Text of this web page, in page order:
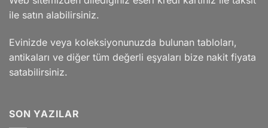
ile satın alabilirsiniz.
Evinizde veya koleksiyonunuzda bulunan tabloları,
antikaları ve diğer tüm değerli eşyaları bize nakit fiyata
satabilirsiniz.
SON YAZILAR